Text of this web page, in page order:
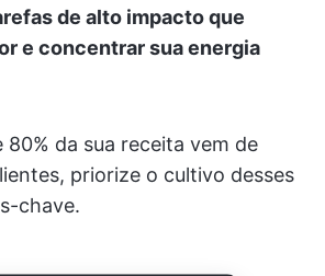
de alto impacto que
e concentrar sua energia
80% da sua receita vem de
priorize o cultivo desses
chave.